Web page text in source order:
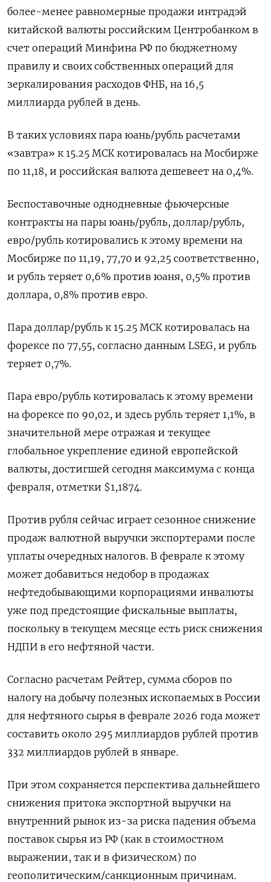
более-менее равномерные продажи интрадэй
китайской валюты российским Центробанком в
счет операций Минфина РФ по бюджетному
правилу и своих собственных операций для
зеркалирования расходов ФНБ, на 16,5
миллиарда рублей в день.
В таких условиях пара юань/рубль расчетами
«завтра» к 15.25 МСК котировалась на Мосбирже
по 11,⁠18, и российская валюта дешевеет на 0,4%.
Беспоставочные ​однодневные фьючерсные
контракты на пары юань/рубль, доллар/рубль,
евро/⁠рубль котировались к этому времени на
Мосбирже по 11,19, 77,70 и 92,25 соответственно,
и рубль теряет 0,6% против юаня, 0,5% против
доллара, 0,⁠8% против евро.
Пара доллар/рубль к 15.25 МСК котировалась на
форексе по 77,55, согласно данным LSEG, и рубль
теряет 0,7%.
Пара евро/‌рубль котировалась к этому времени
на форексе по 90,02, и здесь рубль теряет 1,1%, в
значительной мере отражая ‍и текущее
глобальное укрепление единой европейской
валюты, достигшей сегодня максимума с конца
февраля, отметки $1,1874.
Против рубля сейчас играет сезонное снижение
продаж ‌валютной выручки экспортерами после
уплаты очередных налогов. В феврале к этому
может добавиться недобор в продажах
нефтедобывающими корпорациями инвалюты
уже под предстоящие фискальные ​выплаты,
поскольку в текущем месяце есть риск снижения
НДПИ в его нефтяной части.
Согласно расчетам Рейтер, сумма сборов по
налогу на добычу полезных ископаемых в России
для нефтяного сырья в феврале 2026 года может
составить около 295 миллиардов рублей против
⁠332 миллиардов рублей в январе.
При этом сохраняется перспектива дальнейшего
снижения притока экспортной ‍выручки на
внутренний рынок из-за риска падения объема
поставок сырья из РФ (как в стоимостном
выражении, так и в физическом) по
‌геополитическим/санкционным причинам.